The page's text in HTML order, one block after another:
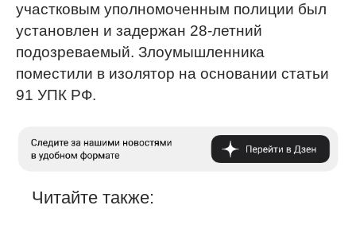
участковым уполномоченным полиции был
установлен и задержан 28-летний
подозреваемый. Злоумышленника
поместили в изолятор на основании статьи
91 УПК РФ.
Читайте также: